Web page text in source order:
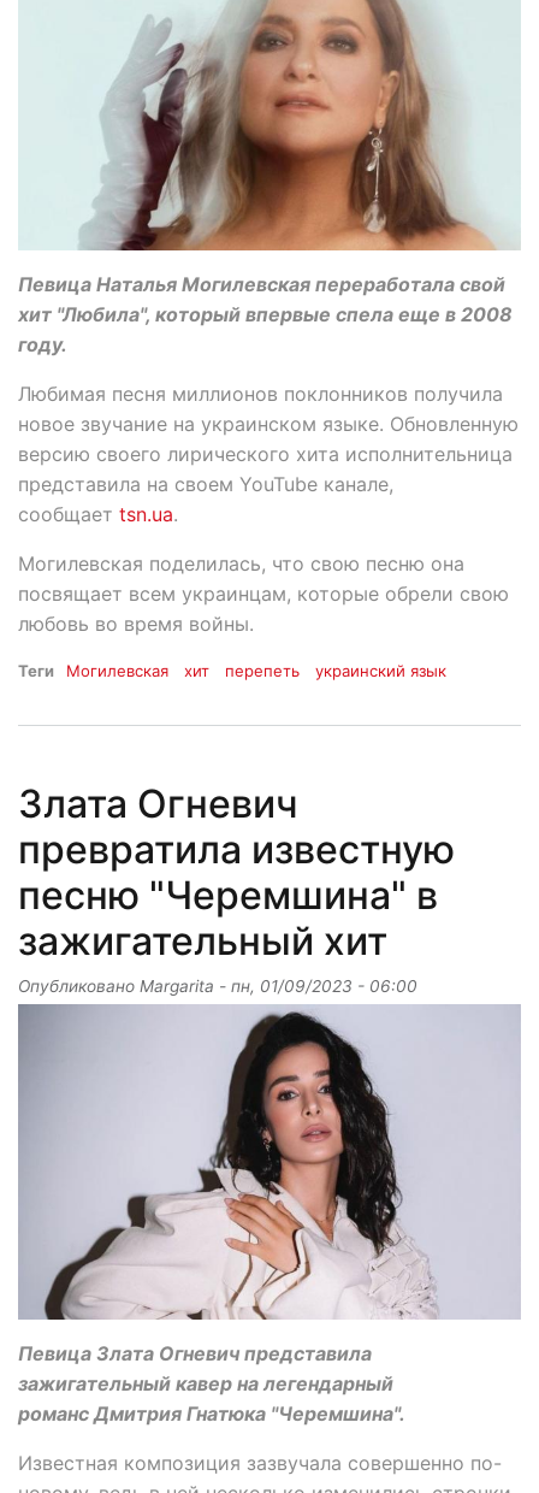
Певица Наталья Могилевская переработала свой
хит "Любила", который впервые спела еще в 2008
году.
Любимая песня миллионов поклонников получила
новое звучание на украинском языке. Обновленную
версию своего лирического хита исполнительница
представила на своем YouTube канале,
сообщает tsn.ua.
Могилевская поделилась, что свою песню она
посвящает всем украинцам, которые обрели свою
любовь во время войны.
Теги Могилевская хит перепеть украинский язык
Злата Огневич
превратила известную
песню "Черемшина" в
зажигательный хит
Опубликовано Margarita - пн, 01/09/2023 - 06:00
Певица Злата Огневич представила
зажигательный кавер на легендарный
романс Дмитрия Гнатюка "Черемшина".
Известная композиция зазвучала совершенно по-